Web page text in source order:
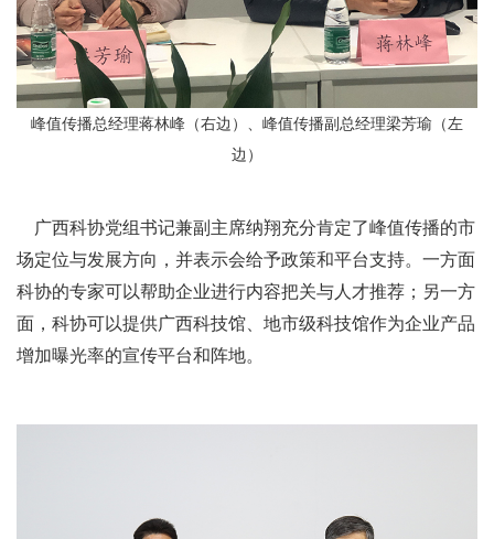
峰值传播总经理蒋林峰（右边）、峰值传播副总经理梁芳瑜（左
边）
广西科协党组书记兼副主席纳翔充分肯定了峰值传播的市
场定位与发展方向，并表示会给予政策和平台支持。一方面
科协的专家可以帮助企业进行内容把关与人才推荐；另一方
面，科协可以提供广西科技馆、地市级科技馆作为企业产品
增加曝光率的宣传平台和阵地。